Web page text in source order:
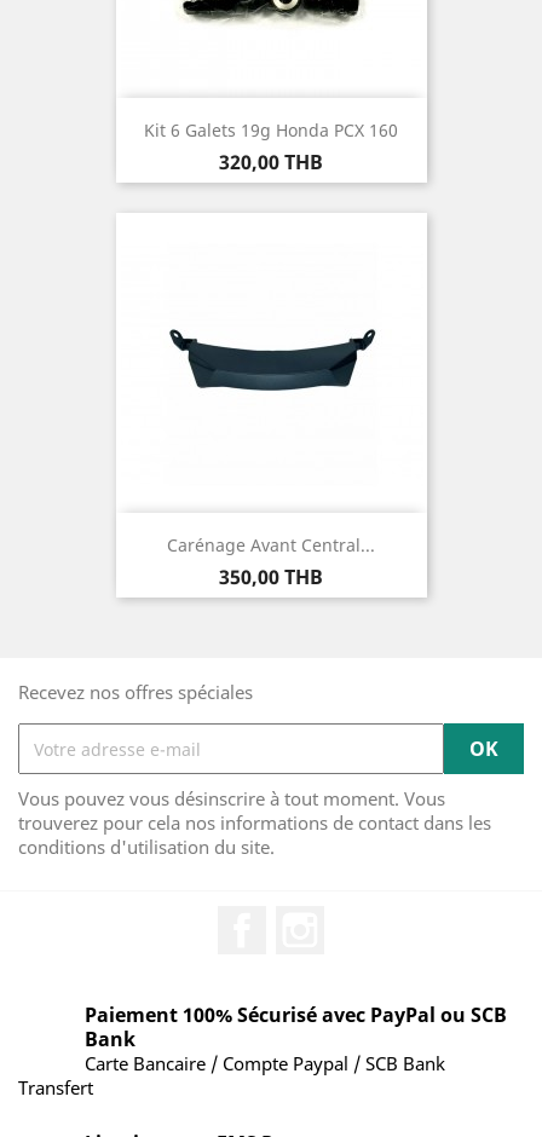
Kit 6 Galets 19g Honda PCX 160
Prix
320,00 THB
Carénage Avant Central...
Prix
350,00 THB
Recevez nos offres spéciales
Vous pouvez vous désinscrire à tout moment. Vous
trouverez pour cela nos informations de contact dans les
conditions d'utilisation du site.
Paiement 100% Sécurisé avec PayPal ou SCB
Bank
Carte Bancaire / Compte Paypal / SCB Bank
Transfert